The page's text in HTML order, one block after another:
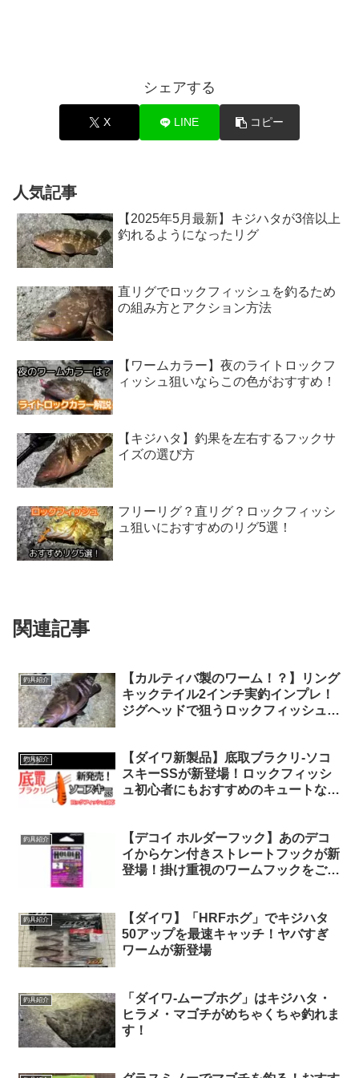
シェアする
X LINE コピー
人気記事
【2025年5月最新】キジハタが3倍以上
釣れるようになったリグ
直リグでロックフィッシュを釣るため
の組み方とアクション方法
【ワームカラー】夜のライトロックフ
ィッシュ狙いならこの色がおすすめ！
【キジハタ】釣果を左右するフックサ
イズの選び方
フリーリグ？直リグ？ロックフィッシ
ュ狙いにおすすめのリグ5選！
関連記事
釣具紹介
【カルティバ製のワーム！？】リング
キックテイル2インチ実釣インプレ！
ジグヘッドで狙うロックフィッシュの
釣具紹介
【ダイワ新製品】底取ブラクリ-ソコ
スキーSSが新登場！ロックフィッシ
ュ初心者にもおすすめのキュートなリ
釣具紹介
【デコイ ホルダーフック】あのデコ
イからケン付きストレートフックが新
登場！掛け重視のワームフックをご紹
釣具紹介
【ダイワ】「HRFホグ」でキジハタ
50アップを最速キャッチ！ヤバすぎ
ワームが新登場
釣具紹介
「ダイワ-ムーブホグ」はキジハタ・
ヒラメ・マゴチがめちゃくちゃ釣れま
す！